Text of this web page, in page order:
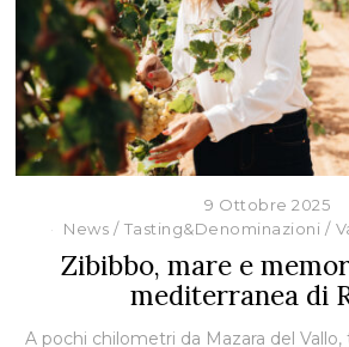
9 Ottobre 2025
News / Tasting&Denominazioni /
Zibibbo, mare e
mediterranea di
A pochi chilometri da Mazara del